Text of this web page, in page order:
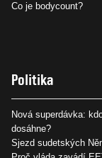
Co je bodycount?
Politika
Nová superdávka:
dosáhne?
Sjezd sudetských